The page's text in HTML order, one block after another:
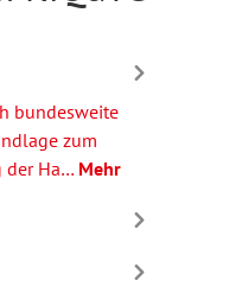
bundesweite
zum
der Ha… Mehr